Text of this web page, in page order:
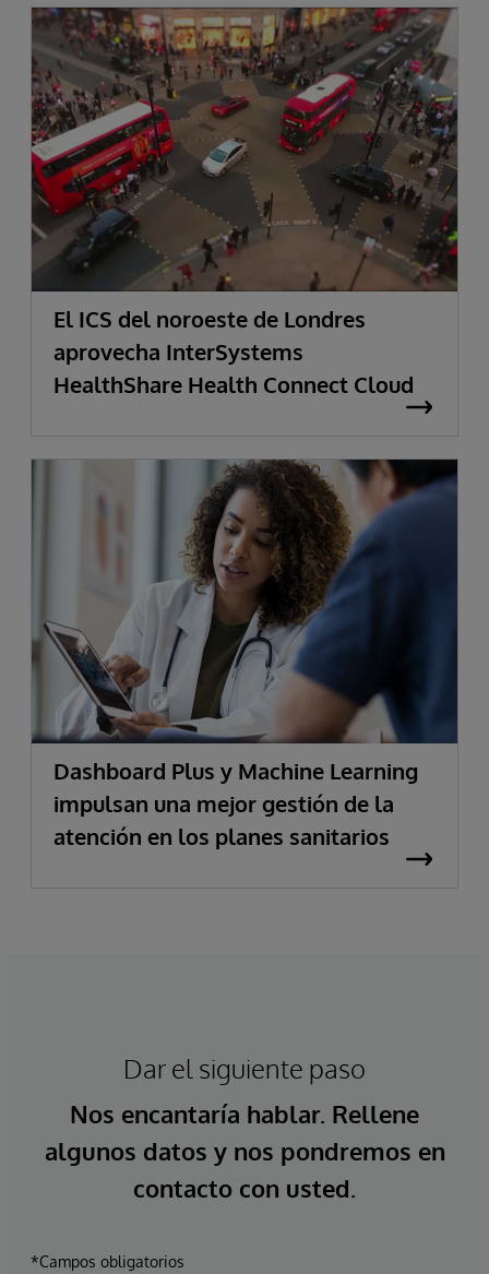
El ICS del noroeste de Londres
aprovecha InterSystems
HealthShare Health Connect Cloud
Dashboard Plus y Machine Learning
impulsan una mejor gestión de la
atención en los planes sanitarios
Dar el siguiente paso
Nos encantaría hablar. Rellene
algunos datos y nos pondremos en
contacto con usted.
*Campos obligatorios